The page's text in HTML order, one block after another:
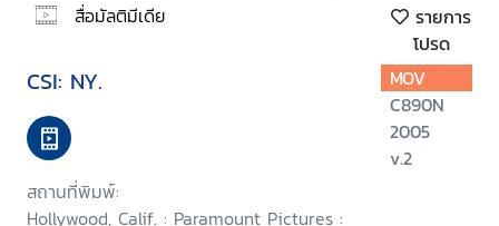
สื่อมัลติมีเดีย
รายการ
โปรด
CSI: NY.
สถานที่พิมพ์:
Hollywood, Calif. : Paramount Pictures :
MOV
C890N
2005
v.2